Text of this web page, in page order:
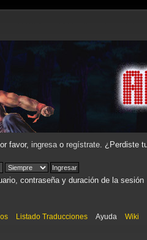
favor, ingresao regístrate. ¿Perdiste
contraseña y duración de la sesión
Listado Traducciones Ayuda Wiki